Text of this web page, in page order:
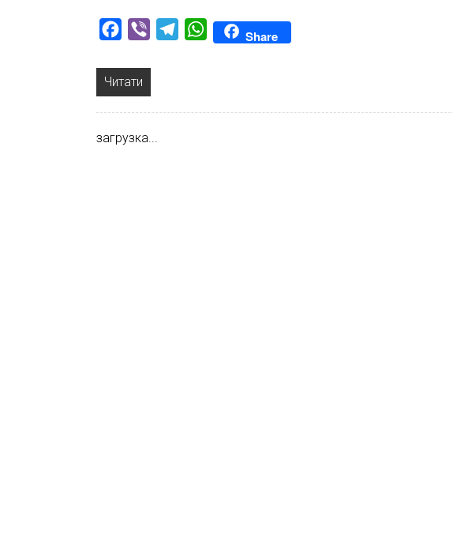
Facebook
Viber TelegramWhatsAppShare
Читати
загрузка...